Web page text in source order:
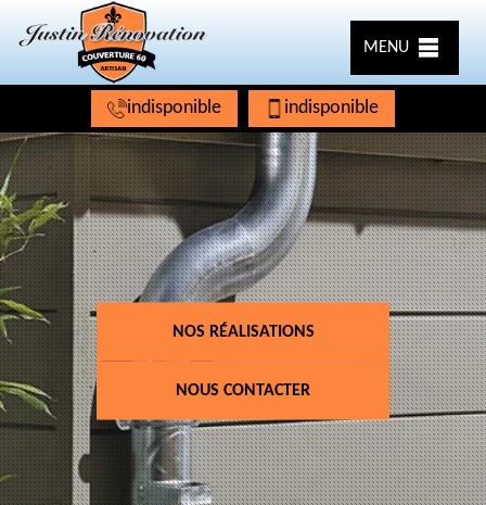
MENU
indisponible indisponible
NOS RÉALISATIONS
NOUS CONTACTER